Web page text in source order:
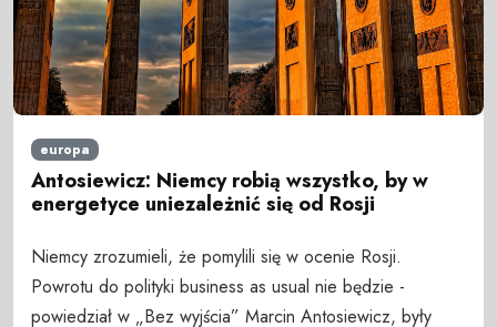
europa
Antosiewicz: Niemcy robią wszystko, by w
energetyce uniezależnić się od Rosji
Niemcy zrozumieli, że pomylili się w ocenie Rosji.
Powrotu do polityki business as usual nie będzie -
powiedział w „Bez wyjścia” Marcin Antosiewicz, były